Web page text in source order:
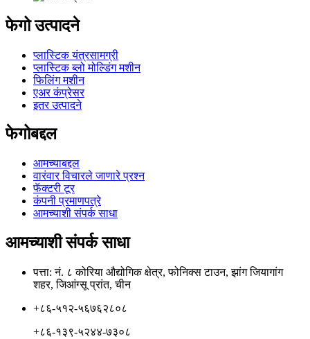
फेगो उत्पादने
प्लास्टिक यंत्रसामग्री
प्लास्टिक ब्लो मोल्डिंग मशीन
फिलिंग मशीन
एअर कंप्रेसर
इतर उत्पादने
फेगोबद्दल
आमच्याबद्दल
वारंवार विचारले जाणारे प्रश्न
फॅक्टरी टूर
कंपनी प्रमाणपत्रे
आमच्याशी संपर्क साधा
आमच्याशी संपर्क साधा
पत्ता: नं. ८ कोरिया औद्योगिक क्षेत्र, फोनिक्स टाउन, झांग जियागांग
शहर, जिआंग्सू प्रांत, चीन
+८६-५१२-५६७६२८०८
+८६-१३९-५२४४-७३०८